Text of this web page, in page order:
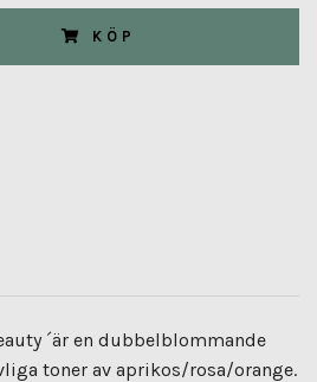
KÖP
´är en dubbelblommande
toner av aprikos/rosa/orange.